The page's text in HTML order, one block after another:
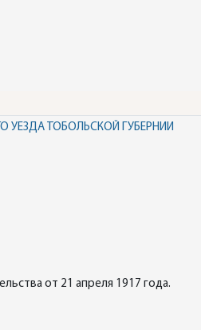
УЕЗДА ТОБОЛЬСКОЙ ГУБЕРНИИ
от 21 апреля 1917 года.